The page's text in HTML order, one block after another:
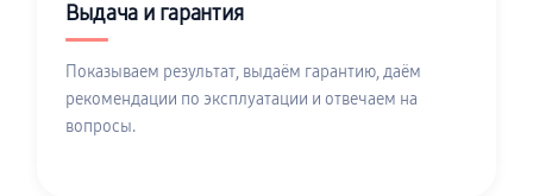
Выдача и гарантия
Показываем результат, выдаём гарантию, даём
рекомендации по эксплуатации и отвечаем на
вопросы.